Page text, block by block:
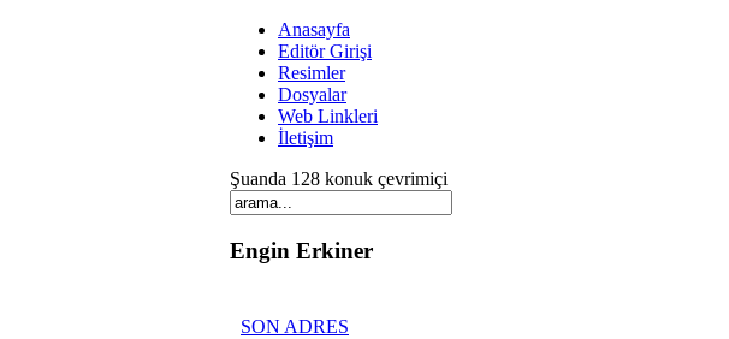
Anasayfa
Editör Girişi
Resimler
Dosyalar
Web Linkleri
İletişim
Şuanda 128 konuk çevrimiçi
Engin Erkiner
SON ADRES